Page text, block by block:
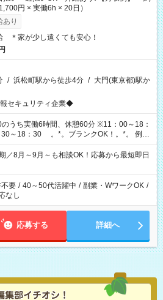
円 × 実働6h × 20日）
あり
＊家が少し遠くても安心！
/ 浜松町駅から徒歩4分 / 大門(東京都)駅か
セキュリティ企業◆
うち実働6時間、休憩60分 ※11：00～18：
ランクOK！。*。 例え
法人/事務/コールセンター/受付/販売/カフェ
売/ホテルフロント/化粧品販売/など 様々な
躍されています♪
／8月～9月～も相談OK！応募から最短即日
不要 / 40～50代活躍中 / 副業・WワークOK /
なし
応募する 詳細へ